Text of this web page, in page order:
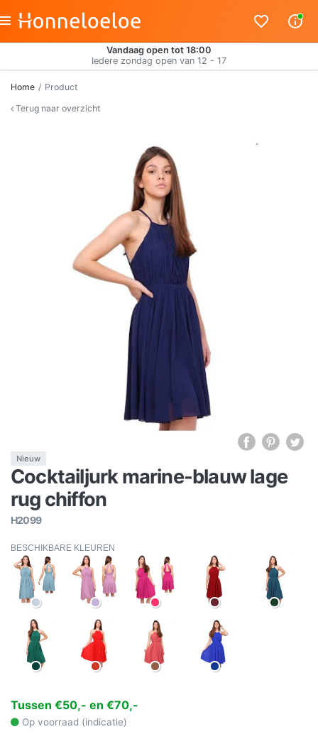
Vandaag open tot 18:00
Iedere zondag open van 12 - 17
Home
Product
Terug naar overzicht
Nieuw
Cocktailjurk marine-blauw lage
rug chiffon
H2099
BESCHIKBARE KLEUREN
Tussen €50,- en €70,-
Op voorraad (indicatie)